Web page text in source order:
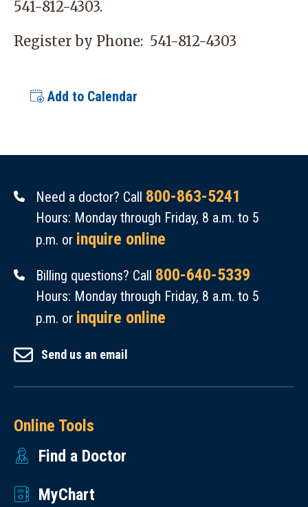
541-812-4303.
Register by Phone: 541-812-4303
Add to Calendar
Need a doctor? Call 800-863-5241
Hours: Monday through Friday, 8 a.m. to 5
p.m. or inquire online
Billing questions? Call 800-640-5339
Hours: Monday through Friday, 8 a.m. to 5
p.m. or inquire online
Send us an email
Online Tools
Find a Doctor
MyChart